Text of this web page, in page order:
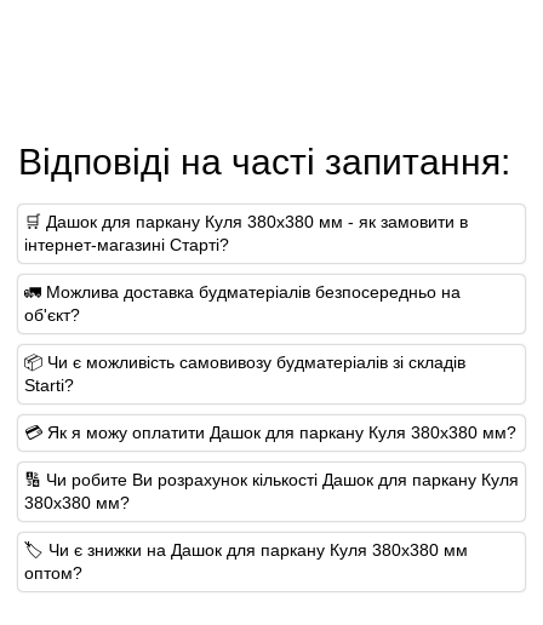
Відповіді на часті запитання:
🛒 Дашок для паркану Куля 380х380 мм - як замовити в
інтернет-магазині Старті?
🚛 Можлива доставка будматеріалів безпосередньо на
об'єкт?
📦 Чи є можливість самовивозу будматеріалів зі складів
Starti?
💳 Як я можу оплатити Дашок для паркану Куля 380х380 мм?
🔢 Чи робите Ви розрахунок кількості Дашок для паркану Куля
380х380 мм?
🏷️ Чи є знижки на Дашок для паркану Куля 380х380 мм
оптом?